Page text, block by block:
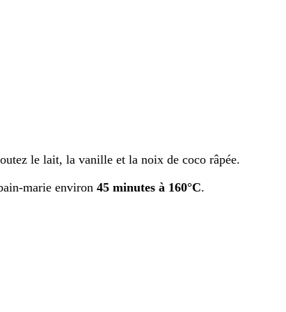
le lait, la vanille et la noix de coco râpée.
marie environ 45 minutes à 160°C.